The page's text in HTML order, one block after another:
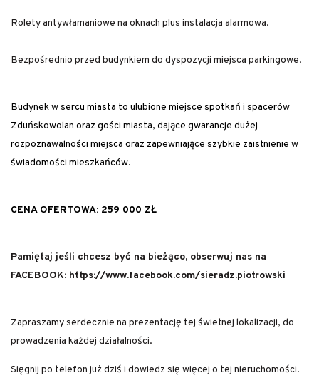
Rolety antywłamaniowe na oknach plus instalacja alarmowa.
Bezpośrednio przed budynkiem do dyspozycji miejsca parkingowe.
Budynek w sercu miasta to ulubione miejsce spotkań i spacerów
Zduńskowolan oraz gości miasta, dające gwarancje dużej
rozpoznawalności miejsca oraz zapewniające szybkie zaistnienie w
świadomości mieszkańców.
CENA OFERTOWA: 259 000 ZŁ
Pamiętaj jeśli chcesz być na bieżąco, obserwuj nas na
FACEBOOK: https://www.facebook.com/sieradz.piotrowski
Zapraszamy serdecznie na prezentację tej świetnej lokalizacji, do
prowadzenia każdej działalności.
Sięgnij po telefon już dziś i dowiedz się więcej o tej nieruchomości.